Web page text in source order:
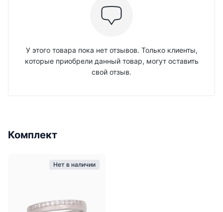
У этого товара пока нет отзывов. Только клиенты,
которые приобрели данный товар, могут оставить
свой отзыв.
Комплект
Нет в наличии